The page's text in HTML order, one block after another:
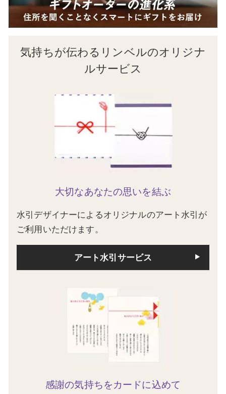
気持ちが伝わるリンベルのオリジナ
ルサービス
大切なあなたの思いを結ぶ
水引デザイナーによるオリジナルのアート水引が
ご利用いただけます。
アート水引サービス
感謝の気持ちをカードに込めて